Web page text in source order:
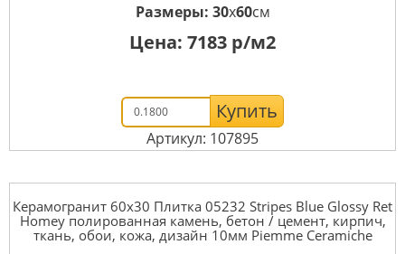
Размеры: 30x60см
Цена: 7183 р/м2
Купить
Артикул: 107895
Керамогранит 60x30 Плитка 05232 Stripes Blue Glossy Ret
Homey полированная камень, бетон / цемент, кирпич,
ткань, обои, кожа, дизайн 10мм Piemme Ceramiche